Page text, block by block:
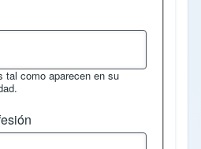
tal como aparecen en su